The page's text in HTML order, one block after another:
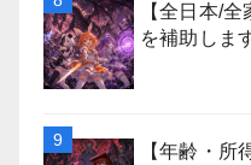
【全日本/
を補助しま
【年齢・所